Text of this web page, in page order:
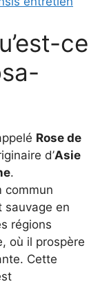
ce
Rose de
d’Asie
.
commun
sauvage en
régions
où il prospère
Cette